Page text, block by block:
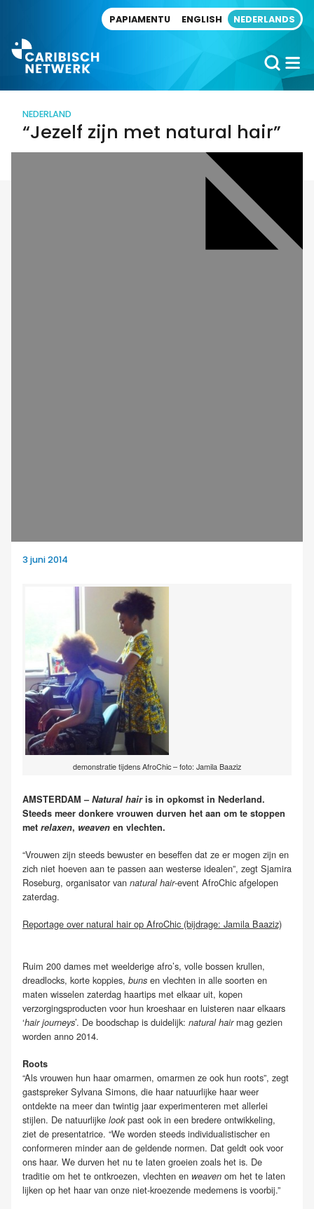
PAPIAMENTU ENGLISH NEDERLANDS
NEDERLAND
“Jezelf zijn met natural hair”
3 juni 2014
demonstratie tijdens AfroChic – foto: Jamila Baaziz
AMSTERDAM –Natural hairis in opkomst in Nederland.
Steeds meer donkere vrouwen durven het aan om te stoppen
met relaxen, weaven en vlechten.
“Vrouwen zijn steeds bewuster en beseffen dat ze er mogen zijn en
zich niet hoeven aan te passen aan westerse idealen”, zegt Sjamira
Roseburg, organisator van natural hair-event AfroChic afgelopen
zaterdag.
Reportage over natural hair op AfroChic (bijdrage: Jamila Baaziz)
Ruim 200 dames met weelderige afro’s, volle bossen krullen,
dreadlocks, korte koppies, buns en vlechten in alle soorten en
maten wisselen zaterdag haartips met elkaar uit, kopen
verzorgingsproducten voor hun kroeshaar en luisteren naar elkaars
‘hair journeys’. De boodschap is duidelijk: natural hairmag gezien
worden anno 2014.
Roots
“Als vrouwen hun haar omarmen, omarmen ze ook hun roots”, zegt
gastspreker Sylvana Simons, die haar natuurlijke haar weer
ontdekte na meer dan twintig jaar experimenteren met allerlei
stijlen. De natuurlijke lookpast ook in een bredere ontwikkeling,
ziet de presentatrice. “We worden steeds individualistischer en
conformeren minder aan de geldende normen. Dat geldt ook voor
ons haar. We durven het nu te laten groeien zoals het is. De
traditie om het te ontkroezen, vlechten en weaven om het te laten
lijken op het haar van onze niet-kroezende medemens is voorbij.”